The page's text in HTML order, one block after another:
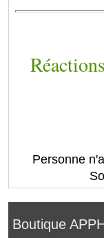
Boutique
Personne